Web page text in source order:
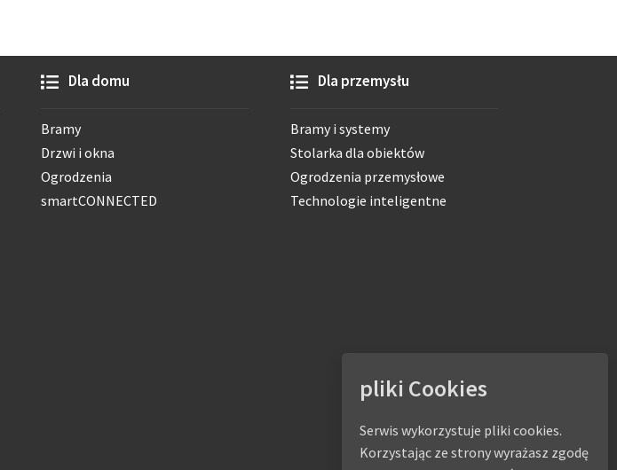
Dla domu
Bramy
Drzwi i okna
Ogrodzenia
smartCONNECTED
Dla przemysłu
Bramy i systemy
Stolarka dla obiektów
Ogrodzenia przemysłowe
Technologie inteligentne
pliki Cookies
Serwis wykorzystuje pliki cookies.
Korzystając ze strony wyrażasz zgodę